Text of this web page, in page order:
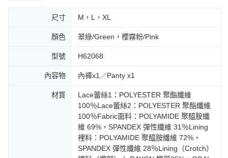
尺寸 M，L，XL
顏色 翠綠/Green，櫻霧粉/Pink
型號 H62068
內容物 內褲x1／Panty x1
材質
Lace蕾絲1：POLYESTER 聚酯纖維
100％Lace蕾絲2：POLYESTER 聚酯纖維
100％Fabric面料：POLYAMIDE 聚醯胺纖
維 69%，SPANDEX 彈性纖維 31％Lining
裡料：POLYAMIDE 聚醯胺纖維 72%，
SPANDEX 彈性纖維 28％Lining（Crotch）